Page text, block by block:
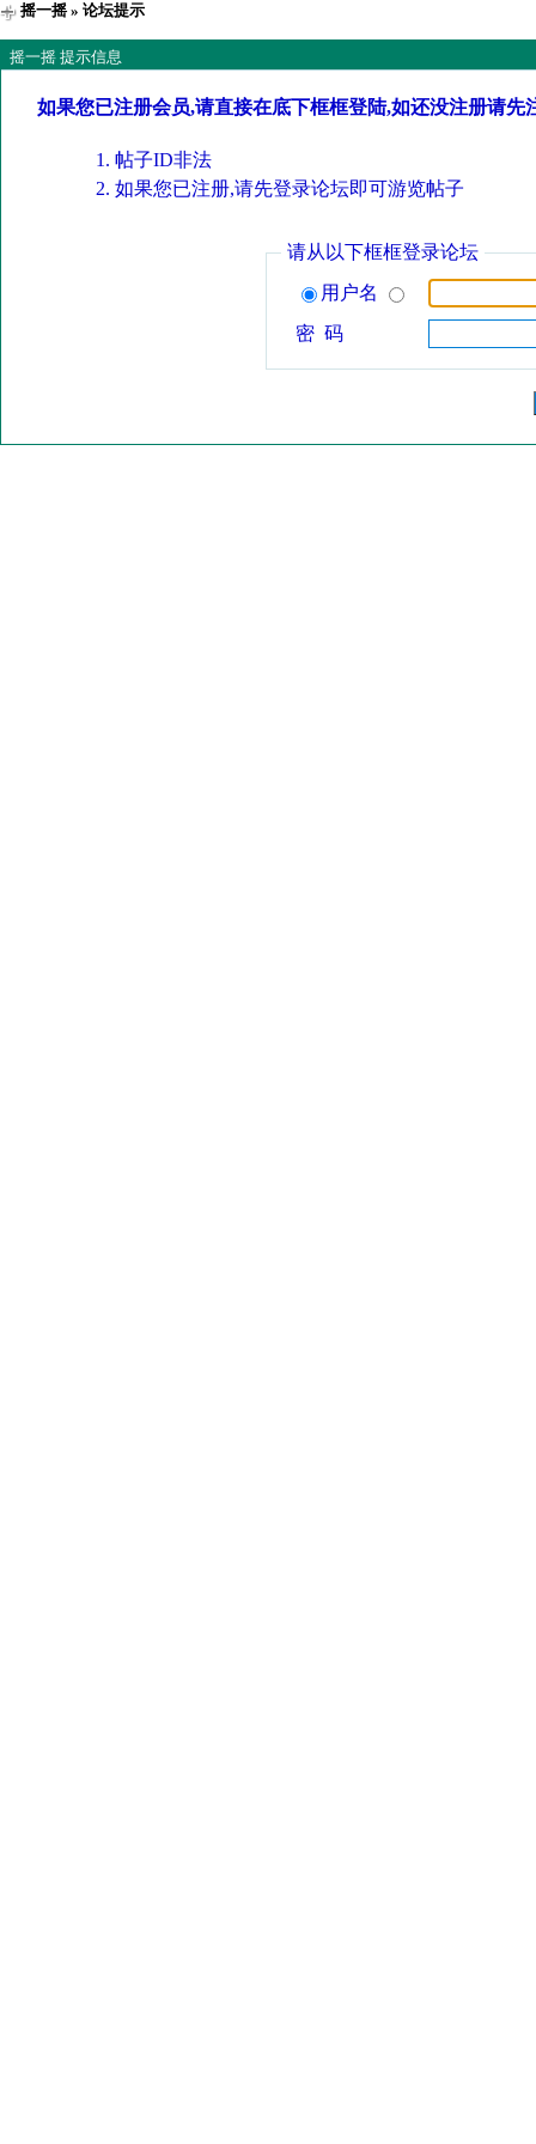
摇一摇» 论坛提示
摇一摇 提示信息
如果您已注册会员,请直接在底下框框登陆,如还没注册请先
帖子ID非法
如果您已注册,请先登录论坛即可游览帖子
请从以下框框登录论坛
用户名
密 码